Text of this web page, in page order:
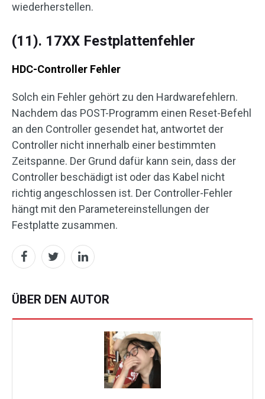
wiederherstellen.
(11). 17XX Festplattenfehler
HDC-Controller Fehler
Solch ein Fehler gehört zu den Hardwarefehlern.
Nachdem das POST-Programm einen Reset-Befehl
an den Controller gesendet hat, antwortet der
Controller nicht innerhalb einer bestimmten
Zeitspanne. Der Grund dafür kann sein, dass der
Controller beschädigt ist oder das Kabel nicht
richtig angeschlossen ist. Der Controller-Fehler
hängt mit den Parametereinstellungen der
Festplatte zusammen.
ÜBER DEN AUTOR